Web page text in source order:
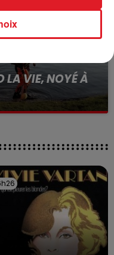
LA VIE, NOYÉ À